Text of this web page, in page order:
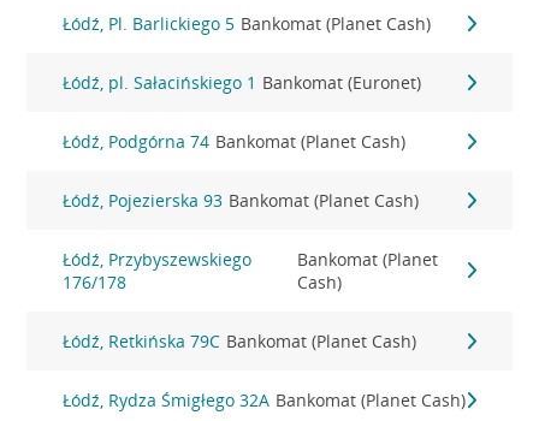
Łódź, Pl. Barlickiego 5 Bankomat (Planet Cash)
Łódź, pl. Sałacińskiego 1 Bankomat (Euronet)
Łódź, Podgórna 74 Bankomat (Planet Cash)
Łódź, Pojezierska 93 Bankomat (Planet Cash)
Łódź, Przybyszewskiego
176/178
Bankomat (Planet
Cash)
Łódź, Retkińska 79C Bankomat (Planet Cash)
Łódź, Rydza Śmigłego 32A Bankomat (Planet Cash)